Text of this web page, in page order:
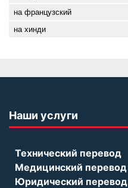
на французский
на хинди
Наши услуги
Технический перевод
Медицинский перевод
Юридический перевод